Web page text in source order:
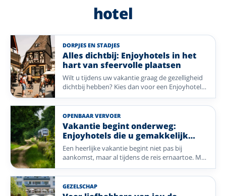
hotel
DORPJES EN STADJES
Alles dichtbij: Enjoyhotels in het
hart van sfeervolle plaatsen
Wilt u tijdens uw vakantie graag de gezelligheid
dichtbij hebben? Kies dan voor een Enjoyhotel
in of nabij het centrum. Van historische pleinen
en sfeervolle winkelstraten tot gezellige
dorpskernen: stap de deur uit en ontdek direct
de charme van uw vakantiebestemming. Geniet
van comfort, gastvrijheid en alle mooie plekken
die op loopafstand liggen.
OPENBAAR VERVOER
Vakantie begint onderweg:
Enjoyhotels die u gemakkelijk
bereikt met het OV
Een heerlijke vakantie begint niet pas bij
aankomst, maar al tijdens de reis ernaartoe. Met
deze selectie Enjoyhotels reist u comfortabel
met het openbaar vervoer naar bijzondere
bestemmingen zoals de Belgische kust, het
rustige noorden en de prachtige
GEZELSCHAP